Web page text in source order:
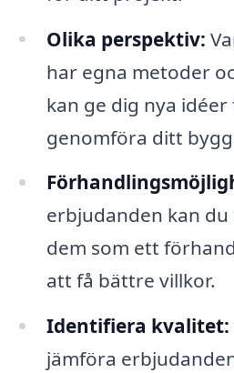
Olika perspektiv:
har egna metoder
kan ge dig nya
genomföra ditt
erbjudanden kan du
dem som ett
att få bättre villkor.
Identifiera kvalitet:
jämföra